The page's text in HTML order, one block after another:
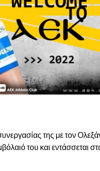
της με τον
του και εντάσσεται